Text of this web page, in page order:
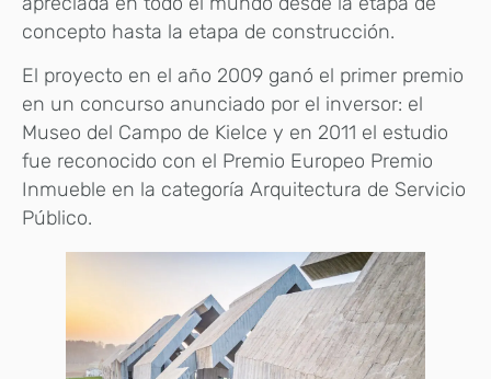
concepto hasta la etapa de construcción.
El proyecto en el año 2009 ganó el primer premio
en un concurso anunciado por el inversor: el
Museo del Campo de Kielce y en 2011 el estudio
fue reconocido con el Premio Europeo Premio
Inmueble en la categoría Arquitectura de Servicio
Público.